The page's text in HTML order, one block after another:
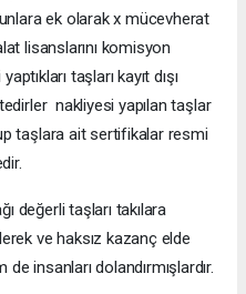
ek olarak x mücevherat
lisanslarını komisyon
taşları kayıt dışı
nakliyesi yapılan taşlar
taşlara ait sertifikalar resmi
değerli taşları takılara
ve haksız kazanç elde
insanları dolandırmışlardır.